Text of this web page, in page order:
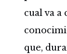
cual va a
que,